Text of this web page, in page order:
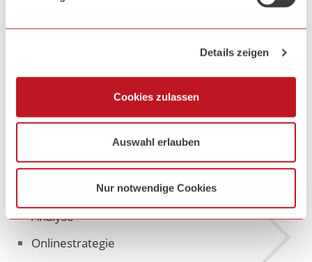
Details zeigen
Cookies zulassen
Auswahl erlauben
Nur notwendige Cookies
Produkt und helfen auch gerne bei der Vermarktung.
nach Projektfertigstellung für Sie da.
Strategie
Analyse
Onlinestrategie
Mehr